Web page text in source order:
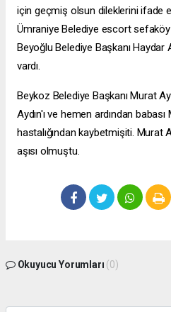
için geçmiş olsun dileklerini ifade
Ümraniye Belediye escort sefaköy
Beyoğlu Belediye Başkanı Haydar
vardı.
Beykoz Belediye Başkanı Murat
Aydın'ı ve hemen ardından
hastalığından kaybetmişiti. Murat
aşısı olmuştu.
Okuyucu Yorumları (0)